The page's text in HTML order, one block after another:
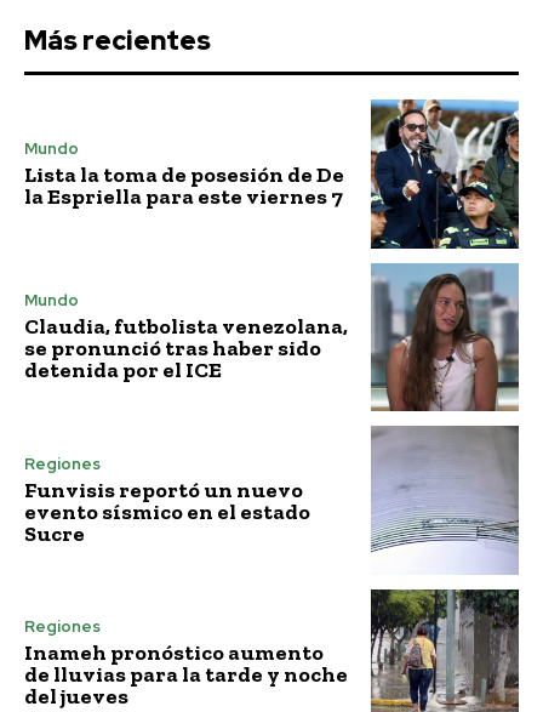
Más recientes
Mundo
Lista la toma de posesión de De
la Espriella para este viernes 7
Mundo
Claudia, futbolista venezolana,
se pronunció tras haber sido
detenida por el ICE
Regiones
Funvisis reportó un nuevo
evento sísmico en el estado
Sucre
Regiones
Inameh pronóstico aumento
de lluvias para la tarde y noche
del jueves